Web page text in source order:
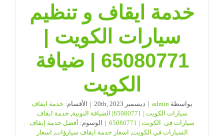
خدمة ايقاف و تنظيم
سيارات الكويت |
65080771 | ضيافة
الكويت
بواسطة admin
| ديسمبر 20th, 2023 | الأقسام: خدمة ايقاف
سيارات الكويت | 65080771| الضيافة النوبية
, خدمة ايقاف
سيارات فى الكويت | 65080771
| الوسوم: أفضل خدمة إيقاف
السيارات في الكويت, اسعار خدمة ايقاف سيارؤات, اسعار